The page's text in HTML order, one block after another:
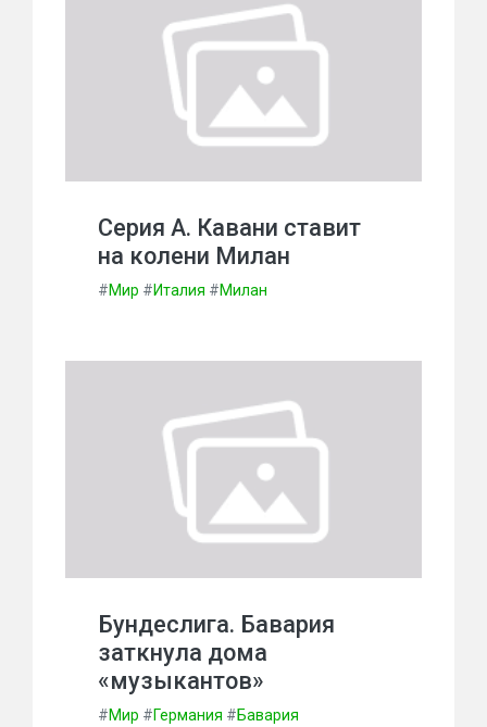
Серия А. Кавани ставит
на колени Милан
#Мир #Италия #Милан
Бундеслига. Бавария
заткнула дома
«музыкантов»
#Мир #Германия #Бавария